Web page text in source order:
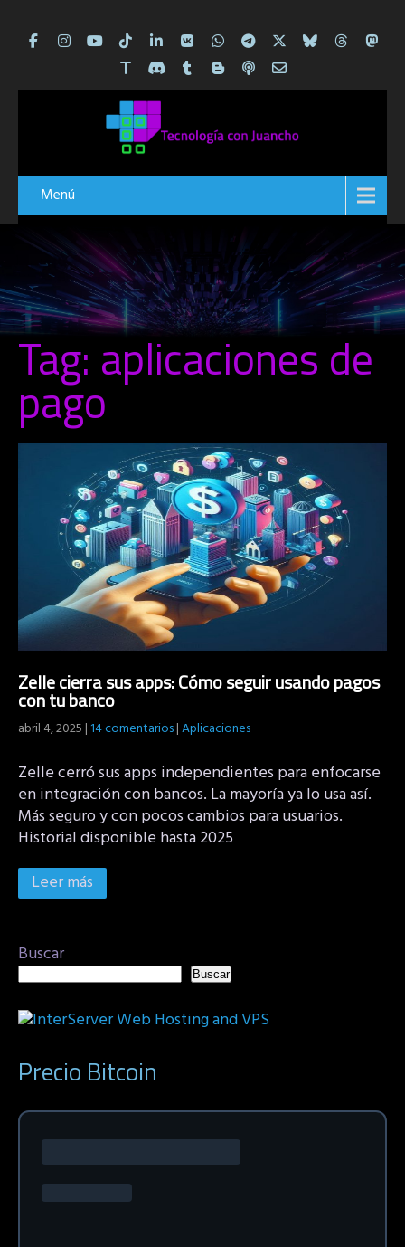
Menú
Tag: aplicaciones de
pago
Zelle cierra sus apps: Cómo seguir usando pagos
con tu banco
abril 4, 2025|14 comentarios|Aplicaciones
Zelle cerró sus apps independientes para enfocarse
en integración con bancos. La mayoría ya lo usa así.
Más seguro y con pocos cambios para usuarios.
Historial disponible hasta 2025
Leer más
Buscar
Buscar
Precio Bitcoin